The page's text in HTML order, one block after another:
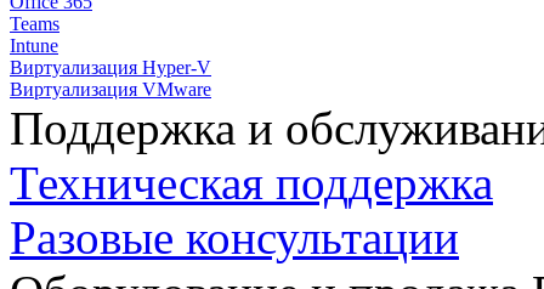
Teams
Intune
Виртуализация Hyper-V
Виртуализация VMware
Поддержка и
Техническая поддержка
Разовые консультации